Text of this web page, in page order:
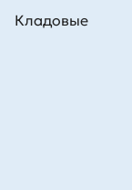
Кладовые